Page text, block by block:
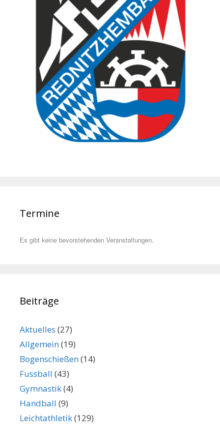
Termine
Es gibt keine bevorstehenden Veranstaltungen.
Beiträge
Aktuelles (27)
Allgemein(19)
Bogenschießen(14)
Fussball (43)
Gymnastik(4)
Handball (9)
Leichtathletik(129)